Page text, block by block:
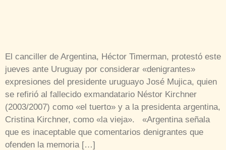
El canciller de Argentina, Héctor Timerman, protestó este
jueves ante Uruguay por considerar «denigrantes»
expresiones del presidente uruguayo José Mujica, quien
se refirió al fallecido exmandatario Néstor Kirchner
(2003/2007) como «el tuerto» y a la presidenta argentina,
Cristina Kirchner, como «la vieja». «Argentina señala
que es inaceptable que comentarios denigrantes que
ofenden la memoria […]